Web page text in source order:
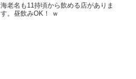
海老名も11持頃から飲める店がありま
す。昼飲みOK！ ｗ